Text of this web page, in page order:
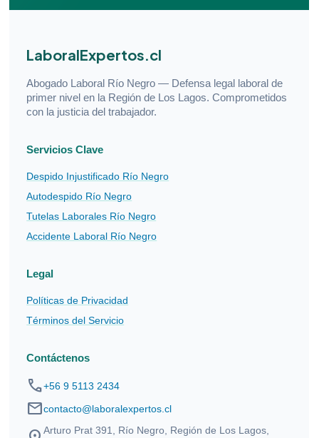
LaboralExpertos.cl
Abogado Laboral Río Negro — Defensa legal laboral de
primer nivel en la Región de Los Lagos. Comprometidos
con la justicia del trabajador.
Servicios Clave
Despido Injustificado Río Negro
Autodespido Río Negro
Tutelas Laborales Río Negro
Accidente Laboral Río Negro
Legal
Políticas de Privacidad
Términos del Servicio
Contáctenos
phone+56 9 5113 2434
mailcontacto@laboralexpertos.cl
Arturo Prat 391, Río Negro, Región de Los Lagos,